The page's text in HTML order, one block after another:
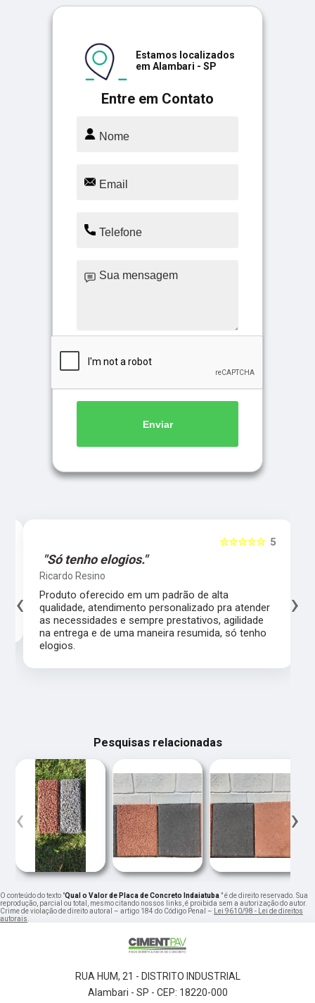
Entre em Contato
Estamos localizados
em Alambari - SP
Enviar
5
☆☆☆☆☆
"Só tenho elogios."
Ricardo Resino
Produto oferecido em um padrão de alta
qualidade, atendimento personalizado pra atender
as necessidades e sempre prestativos, agilidade
na entrega e de uma maneira resumida, só tenho
elogios.
‹ ›
Pesquisas relacionadas
‹ ›
O conteúdo do texto "Qual o Valor de Placa de Concreto Indaiatuba " é de direito reservado. Sua
reprodução, parcial ou total, mesmo citando nossos links, é proibida sem a autorização do autor.
Crime de violação de direito autoral – artigo 184 do Código Penal – Lei 9610/98 - Lei de direitos
autorais.
RUA HUM, 21 - DISTRITO INDUSTRIAL
Alambari - SP - CEP: 18220-000